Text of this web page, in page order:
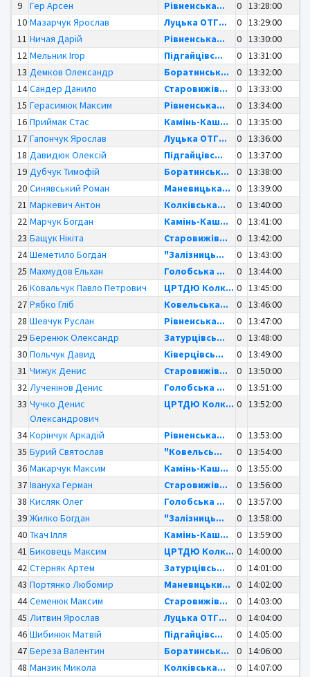
9
Гер Арсен Рівненська... 0 13:28:00
10 Мазарчук Ярослав Луцька ОТГ... 0 13:29:00
11 Ничая Дарій Рівненська... 0 13:30:00
12 Мельник Ігор Підгайцівс... 0 13:31:00
13 Демков Олександр Боратинськ... 0 13:32:00
14 Сандер Данило Старовижів... 0 13:33:00
15 Герасимюк Максим Рівненська... 0 13:34:00
16 Приймак Стас Камінь-Каш... 0 13:35:00
17 Гапончук Ярослав Луцька ОТГ... 0 13:36:00
18 Давидюк Олексій Підгайцівс... 0 13:37:00
19 Дубчук Тимофій Боратинськ... 0 13:38:00
20 Синявський Роман Маневицька... 0 13:39:00
21 Маркевич Антон Колківська... 0 13:40:00
22 Марчук Богдан Камінь-Каш... 0 13:41:00
23 Бащук Нікіта Старовижів... 0 13:42:00
24 Шеметило Богдан "Залізниць... 0 13:43:00
25 Махмудов Ельхан Голобська ... 0 13:44:00
26 Ковальчук Павло Петрович ЦРТДЮ Колк... 0 13:45:00
27 Рябко Гліб Ковельська... 0 13:46:00
28 Шевчук Руслан Рівненська... 0 13:47:00
29 Беренюк Олександр Затурцівсь... 0 13:48:00
30 Польчук Давид Ківерцівсь... 0 13:49:00
31 Чижук Денис Старовижів... 0 13:50:00
32 Лученінов Денис Голобська ... 0 13:51:00
33 Чучко Денис
Олександрович
ЦРТДЮ Колк... 0 13:52:00
34 Корінчук Аркадій Рівненська... 0 13:53:00
35 Бурий Святослав "Ковельсь... 0 13:54:00
36 Макарчук Максим Камінь-Каш... 0 13:55:00
37 Івануха Герман Старовижів... 0 13:56:00
38 Кисляк Олег Голобська ... 0 13:57:00
39 Жилко Богдан "Залізниць... 0 13:58:00
40 Ткач Ілля Камінь-Каш... 0 13:59:00
41 Биковець Максим ЦРТДЮ Колк... 0 14:00:00
42 Стерняк Артем Затурцівсь... 0 14:01:00
43 Портянко Любомир Маневицьки... 0 14:02:00
44 Семенюк Максим Старовижів... 0 14:03:00
45 Литвин Ярослав Луцька ОТГ... 0 14:04:00
46 Шибинюк Матвій Підгайцівс... 0 14:05:00
47 Береза Валентин Боратинськ... 0 14:06:00
48 Манзик Микола Колківська... 0 14:07:00